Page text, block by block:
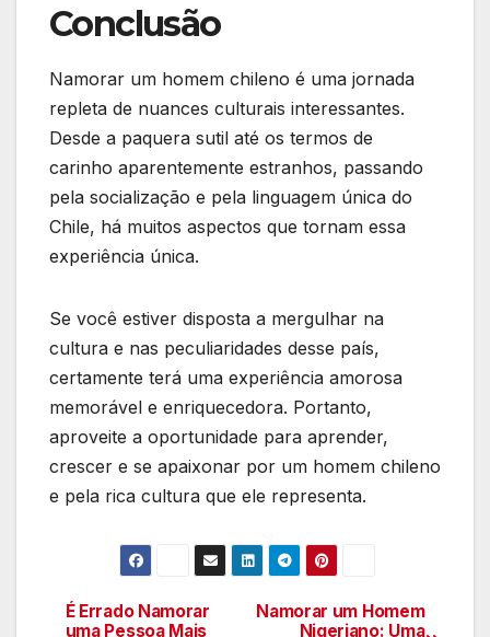
Conclusão
Namorar um homem chileno é uma jornada
repleta de nuances culturais interessantes.
Desde a paquera sutil até os termos de
carinho aparentemente estranhos, passando
pela socialização e pela linguagem única do
Chile, há muitos aspectos que tornam essa
experiência única.
Se você estiver disposta a mergulhar na
cultura e nas peculiaridades desse país,
certamente terá uma experiência amorosa
memorável e enriquecedora. Portanto,
aproveite a oportunidade para aprender,
crescer e se apaixonar por um homem chileno
e pela rica cultura que ele representa.
Navegação
Namorar um Homem
Nigeriano: Uma
É Errado Namorar
uma Pessoa Mais